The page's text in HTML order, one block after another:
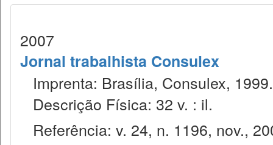
2007
Jornal trabalhista Consulex
Imprenta: Brasília, Consulex, 1999.
Descrição Física: 32 v. : il.
Referência: v. 24, n. 1196, nov.,